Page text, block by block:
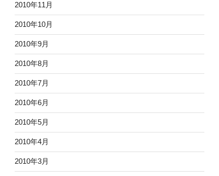
2010年11月
2010年10月
2010年9月
2010年8月
2010年7月
2010年6月
2010年5月
2010年4月
2010年3月